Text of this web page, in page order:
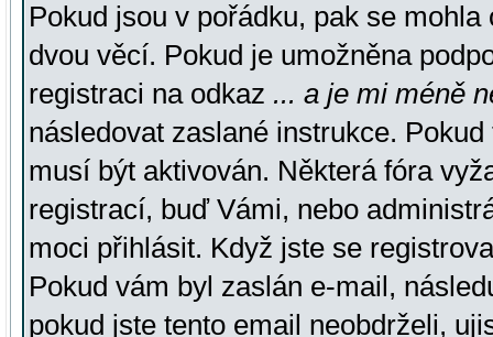
Pokud jsou v pořádku, pak se
dvou věcí. Pokud je umožněna
registraci na odkaz ... a je mi méně
následovat zaslané instrukce.
musí být aktivován. Některá fóra
registrací, buď Vámi, nebo
moci přihlásit. Když jste se
Pokud vám byl zaslán e-mail,
pokud jste tento email neobdrželi,